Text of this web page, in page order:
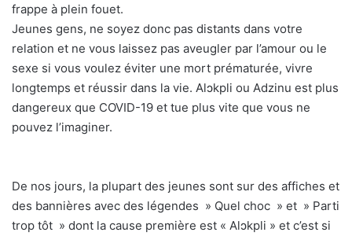
frappe à plein fouet.
Jeunes gens, ne soyez donc pas distants dans votre
relation et ne vous laissez pas aveugler par l’amour ou le
sexe si vous voulez éviter une mort prématurée, vivre
longtemps et réussir dans la vie. Alɔkpli ou Adzinu est plus
dangereux que COVID-19 et tue plus vite que vous ne
pouvez l’imaginer.
De nos jours, la plupart des jeunes sont sur des affiches et
des bannières avec des légendes » Quel choc » et » Parti
trop tôt » dont la cause première est « Alɔkpli » et c’est si